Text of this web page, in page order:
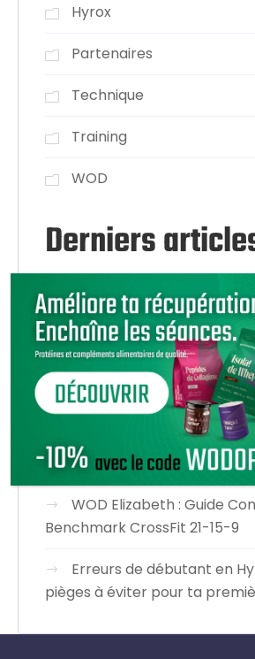
Hyrox
Partenaires
Technique
Training
WOD
Derniers
Arbitrage en compétition
comprendre le no-rep et bien
Nike Hybrid RN et Fly : la
virgule dévoile ses premières
dédiées à l’Hyrox
Assault Bike en CrossFit :
Respiration et Pacing pour
WOD Elizabeth : Guide
Benchmark CrossFit 21-15-9
Erreurs de débutant en
pièges à éviter pour ta